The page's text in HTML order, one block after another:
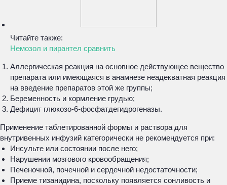
Читайте также:
Немозол и пирантел сравнить
Аллергическая реакция на основное действующее вещество
препарата или имеющаяся в анамнезе неадекватная реакция
на введение препаратов этой же группы;
Беременность и кормление грудью;
Дефицит глюкозо-6-фосфатдегидрогеназы.
Применение таблетированной формы и раствора для
внутривенных инфузий категорически не рекомендуется при:
Инсульте или состоянии после него;
Нарушении мозгового кровообращения;
Печеночной, почечной и сердечной недостаточности;
Приеме тизанидина, поскольку появляется сонливость и